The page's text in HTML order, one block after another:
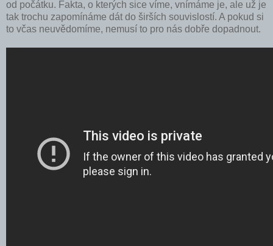
od počátku. Fakta, o kterých sice víme, vnímáme je, ale už je
tak trochu zapomínáme dát do širších souvislostí. A pokud si
to včas neuvědomíme, nemusí to pro nás dobře dopadnout.